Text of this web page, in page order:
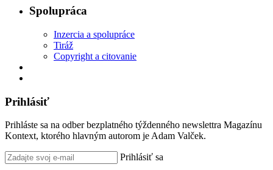
Spolupráca
Inzercia a spolupráce
Tiráž
Copyright a citovanie
Prihlásiť
Prihláste sa na odber bezplatného týždenného newslettra Magazínu
Kontext, ktorého hlavným autorom je Adam Valček.
Prihlásiť sa